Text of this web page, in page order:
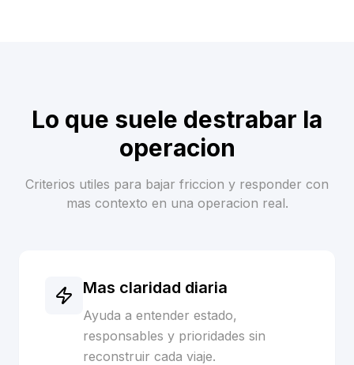
Lo que suele destrabar la
operacion
Criterios utiles para bajar friccion y responder con
mas contexto en una operacion real.
Mas claridad diaria
Ayuda a entender estado,
responsables y prioridades sin
reconstruir cada viaje.